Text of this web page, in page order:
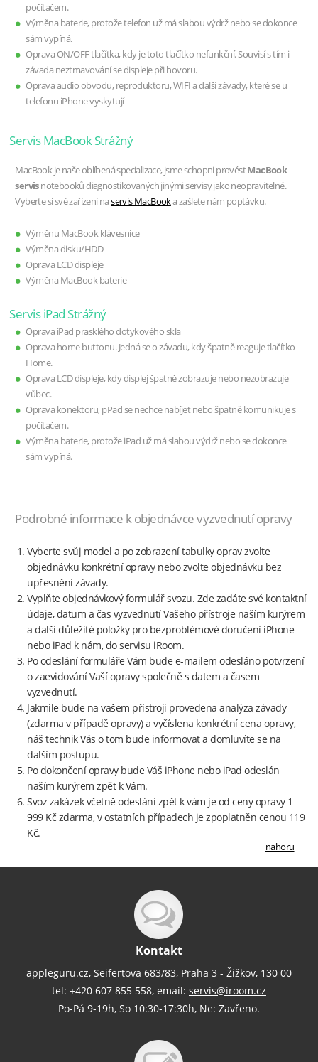
počítačem.
Výměna baterie, protože telefon už má slabou výdrž nebo se dokonce
sám vypíná.
Oprava ON/OFF tlačítka, kdy je toto tlačítko nefunkční. Souvisí s tím i
závada neztmavování se displeje při hovoru.
Oprava audio obvodu, reproduktoru, WIFI a další závady, které se u
telefonu iPhone vyskytují
Servis MacBook Strážný
MacBook je naše oblíbená specializace, jsme schopni provéstMacBook
servisnotebooků diagnostikovaných jinými servisy jako neopravitelné.
Vyberte si své zařízení naservis MacBooka zašlete nám poptávku.
Výměnu MacBook klávesnice
Výměna disku/HDD
Oprava LCD displeje
Výměna MacBook baterie
Servis iPad Strážný
Oprava iPad prasklého dotykového skla
Oprava home buttonu. Jedná se o závadu, kdy špatně reaguje tlačítko
Home.
Oprava LCD displeje, kdy displej špatně zobrazuje nebo nezobrazuje
vůbec.
Oprava konektoru, pPad se nechce nabíjet nebo špatně komunikuje s
počítačem.
Výměna baterie, protože iPad už má slabou výdrž nebo se dokonce
sám vypíná.
Podrobné informace k objednávce vyzvednutí opravy
Vyberte svůj model a po zobrazení tabulky oprav zvolte
objednávku konkrétní opravy nebo zvolte objednávku bez
upřesnění závady.
Vyplňte objednávkový formulář svozu. Zde zadáte své kontaktní
údaje, datum a čas vyzvednutí Vašeho přístroje naším kurýrem
a další důležité položky pro bezproblémové doručení iPhone
nebo iPad k nám, do servisu iRoom.
Po odeslání formuláře Vám bude e-mailem odesláno potvrzení
o zaevidování Vaší opravy společně s datem a časem
vyzvednutí.
Jakmile bude na vašem přístroji provedena analýza závady
(zdarma v případě opravy) a vyčíslena konkrétní cena opravy,
náš technik Vás o tom bude informovat a domluvíte se na
dalším postupu.
Po dokončení opravy bude Váš iPhone nebo iPad odeslán
naším kurýrem zpět k Vám.
Svoz zakázek včetně odeslání zpět k vám je od ceny opravy 1
999 Kč zdarma, v ostatních případech je zpoplatněn cenou 119
Kč.
nahoru
Kontakt
appleguru.cz, Seifertova 683/83, Praha 3 - Žižkov, 130 00
tel: +420 607 855 558, email: servis@iroom.cz
Po-Pá 9-19h, So 10:30-17:30h, Ne: Zavřeno.